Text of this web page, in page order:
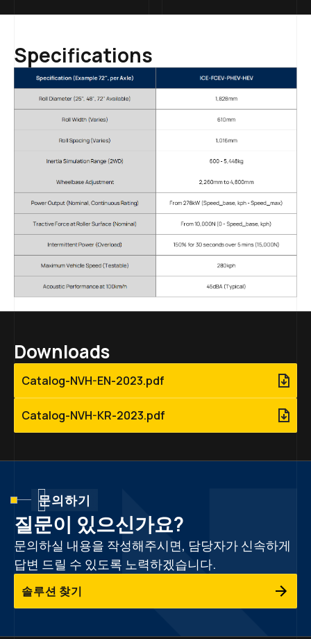
Specifications
Downloads
Catalog-NVH-EN-2023.pdf
Catalog-NVH-KR-2023.pdf
문의하기
질문이 있으신가요?
문의하실 내용을 작성해주시면, 담당자가 신속하게
답변 드릴 수 있도록 노력하겠습니다.
솔루션 찾기